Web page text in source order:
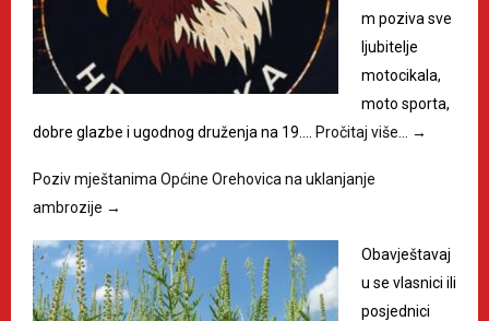
m poziva sve
ljubitelje
motocikala,
moto sporta,
dobre glazbe i ugodnog druženja na 19.… Pročitaj više… →
Poziv mještanima Općine Orehovica na uklanjanje
ambrozije →
Obavještavaj
u se vlasnici ili
posjednici